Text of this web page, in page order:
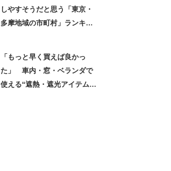
しやすそうだと思う「東京・
多摩地域の市町村」ランキン
「もっと早く買えば良かっ
た」 車内・窓・ベランダで
使える“遮熱・遮光アイテム”3